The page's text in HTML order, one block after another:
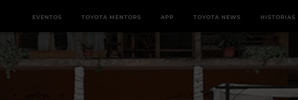
EVENTOS TOYOTA MENTORS APP TOYOTA NEWS HISTORIAS